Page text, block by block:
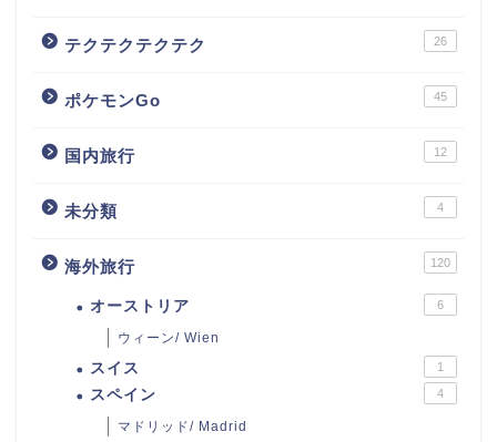
テクテクテクテク 26
ポケモンGo 45
国内旅行 12
未分類 4
海外旅行 120
オーストリア 6
ウィーン/ Wien
スイス 1
スペイン 4
マドリッド/ Madrid